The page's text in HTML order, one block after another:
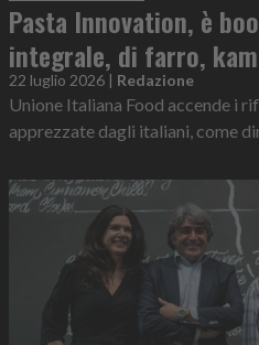
Pasta Innovation, è
integrale, di farro,
22 luglio 2026 | Redazione
Unione Italiana Food accende i
apprezzate dagli italiani, come